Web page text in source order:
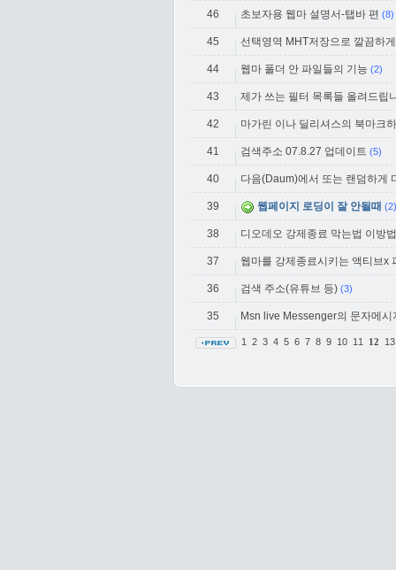
46 초보자용 웹마 설명서-탭바 편 (8)
45 선택영역 MHT저장으로 깔끔하
44 웹마 폴더 안 파일들의 기능 (2)
43 제가 쓰는 필터 목록들 올려드립
42 마가린 이나 딜리셔스의 북마크
41 검색주소 07.8.27 업데이트 (5)
40 다음(Daum)에서 또는 랜덤하게
39 웹페이지 로딩이 잘 안될때 (2)
38 디오데오 강제종료 막는법 이방
37 웹마를 강제종료시키는 액티브x
36 검색 주소(유튜브 등) (3)
35 Msn live Messenger의 문자메
1 2 3 4 5 6 7 8 9 10 11 12